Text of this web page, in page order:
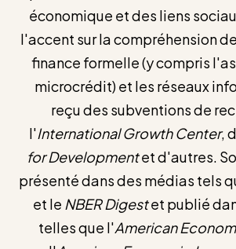
économique et des liens
l'accent sur la compréhension
finance formelle (y compris
microcrédit) et les réseaux
reçu des subventions de
l'International Growth Center,
for Developmentet d'autres.
présenté dans des médias tels
et le NBER Digestet publié
telles que l'American